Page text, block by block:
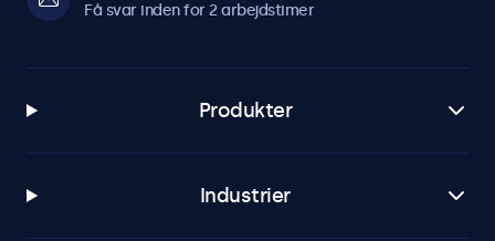
Få svar inden for 2 arbejdstimer
Produkter
Industrier